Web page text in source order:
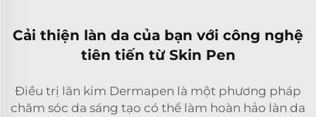
Cải thiện làn da của bạn với công nghệ
tiên tiến từ Skin Pen
Điều trị lăn kim Dermapen là một phương pháp
chăm sóc da sáng tạo có thể làm hoàn hảo làn da